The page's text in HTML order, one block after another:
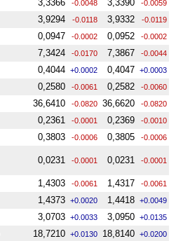
3,3366 -0.0048 3,3390 -0.0059
3,9294 -0.0118 3,9332 -0.0119
0,0947 -0.0002 0,0952 -0.0002
7,3424 -0.0170 7,3867 -0.0044
0,4044 +0.0002 0,4047 +0.0003
0,2580 -0.0061 0,2582 -0.0060
36,6410 -0.0820 36,6620 -0.0820
0,2361 -0.0001 0,2369 -0.0010
0,3803 -0.0006 0,3805 -0.0006
0,0231 -0.0001 0,0231 -0.0001
1,4303 -0.0061 1,4317 -0.0061
1,4373 +0.0020 1,4418 +0.0049
3,0703 +0.0033 3,0950 +0.0135
18,7210 +0.0130 18,8140 +0.0200